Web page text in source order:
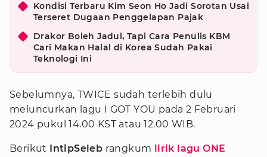
Kondisi Terbaru Kim Seon Ho Jadi Sorotan Usai
Terseret Dugaan Penggelapan Pajak
Drakor Boleh Jadul, Tapi Cara Penulis KBM
Cari Makan Halal di Korea Sudah Pakai
Teknologi Ini
Sebelumnya, TWICE sudah terlebih dulu
meluncurkan lagu I GOT YOU pada 2 Februari
2024 pukul 14.00 KST atau 12.00 WIB.
Berikut IntipSeleb rangkum lirik lagu ONE